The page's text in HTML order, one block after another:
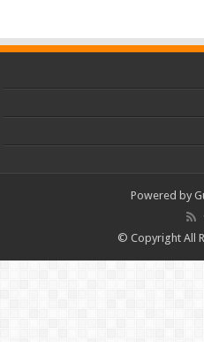
Powered by
© Copyright All